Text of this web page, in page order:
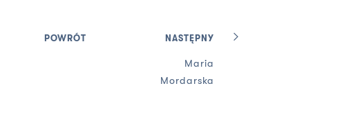
POWRÓT NASTĘPNY
Maria
Mordarska